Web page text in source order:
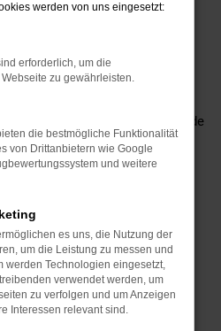
seinen Peugeot bei MGS
mit fester Verankerung in
Unser Unternehmen ist an
da und schreibt bis heute
großen Wert auf eine
Beratung und befinden uns
Ins Leben gerufen wurde
bereits im Jahr 1955 –
Zweiräder, doch schon bald
tätig und sind es bis zum
werden von uns eingesetzt:
erforderlich, um die
zu gewährleisten.
die bestmögliche Funktionalität
von Drittanbietern wie Google
und weitere
es uns, die Nutzung der
um die Leistung zu messen und
werden Technologien eingesetzt,
verwendet werden, um
zu verfolgen und um Anzeigen
Interessen relevant sind.